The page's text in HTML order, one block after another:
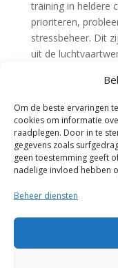
Om de beste ervaringen
cookies om informatie
raadplegen. Door in te
gegevens zoals
geen toestemming geeft
nadelige invloed hebben
Beheer diensten
training in heldere
prioriteren,
stressbeheer. Dit
uit de
gebaseerd op de
militaire jets en
Hands-on
en
hoe zij deze basis